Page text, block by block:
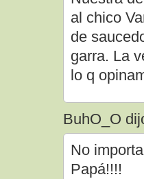
al chico
de
garra. La
lo q
BuhO_O
No
Papá!!!!